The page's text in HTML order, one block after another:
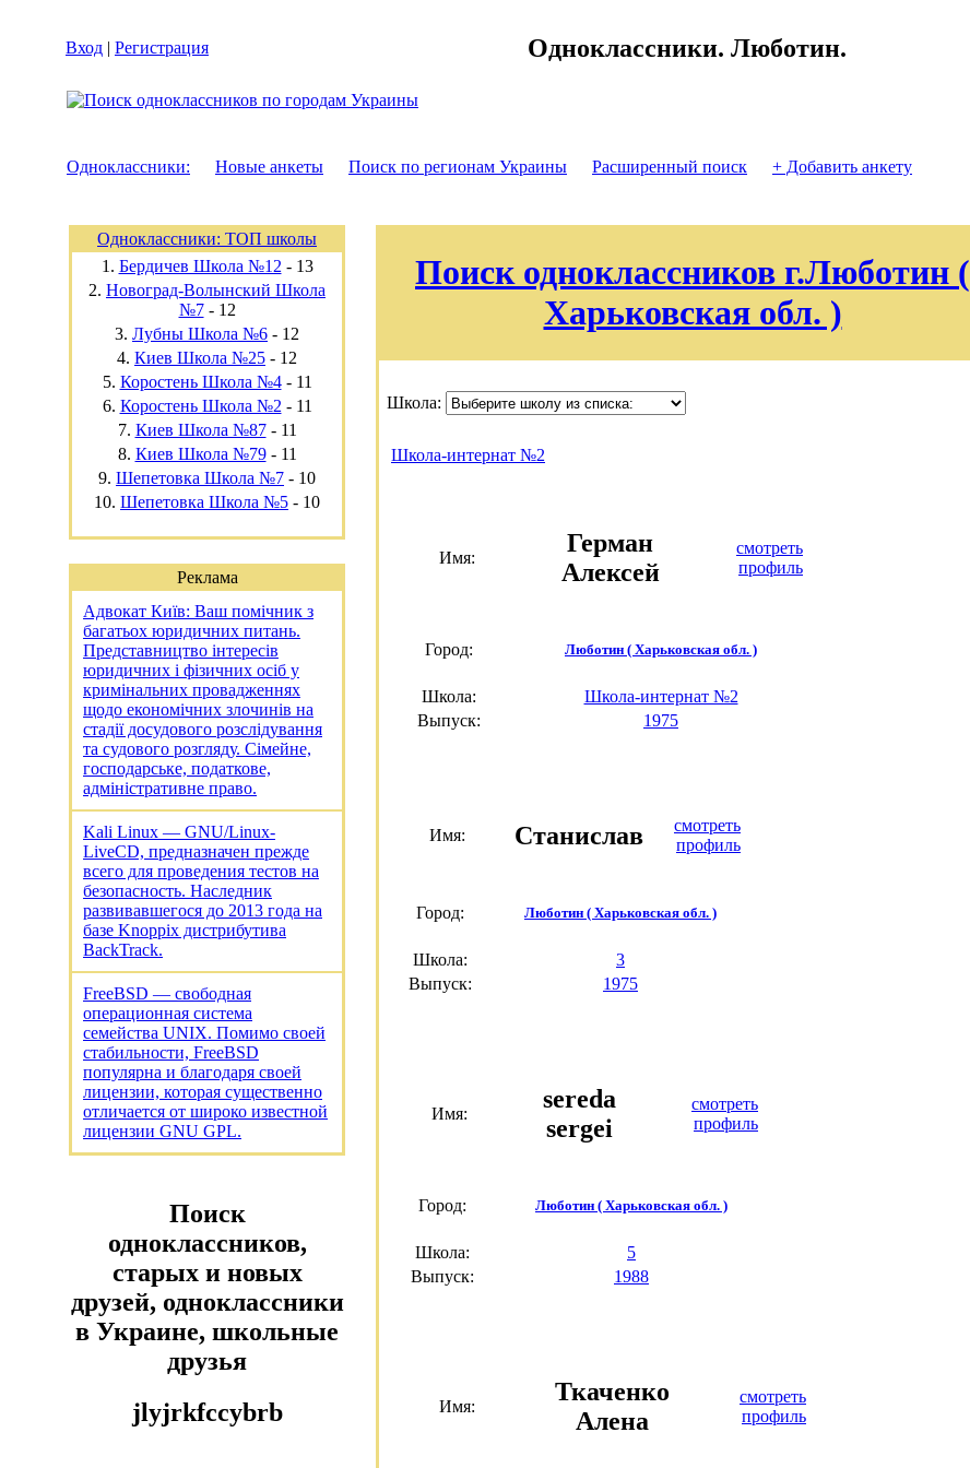
Вход | Регистрация Одноклассники. Люботин.
Одноклассники: Новые анкеты Поиск по регионам Украины Расширенный поиск + Добавить анкету
Одноклассники: ТОП школы
1. Бердичев Школа №12 - 13
2. Новоград-Волынский Школа
№7- 12
3. Лубны Школа №6 - 12
4. Киев Школа №25 - 12
5. Коростень Школа №4- 11
6. Коростень Школа №2 - 11
7. Киев Школа №87- 11
8. Киев Школа №79- 11
9. Шепетовка Школа №7 - 10
10. Шепетовка Школа №5 - 10
Реклама
Адвокат Київ: Ваш помічник з
багатьох юридичних питань.
Представництво інтересів
юридичних і фізичних осіб у
кримінальних провадженнях
щодо економічних злочинів на
стадії досудового розслідування
та судового розгляду. Сімейне,
господарське, податкове,
адміністративне право.
Kali Linux — GNU/Linux-
LiveCD, предназначен прежде
всего для проведения тестов на
безопасность. Наследник
развивавшегося до 2013 года на
базе Knoppix дистрибутива
BackTrack.
FreeBSD — свободная
операционная система
семейства UNIX. Помимо своей
стабильности, FreeBSD
популярна и благодаря своей
лицензии, которая существенно
отличается от широко известной
лицензии GNU GPL.
Поиск
одноклассников,
старых и новых
друзей, одноклассники
в Украине, школьные
друзья
jlyjrkfccybrb
Поиск одноклассников г.Люботин (
Харьковская обл. )
Школа:
Школа-интернат №2
Имя:
Герман
Алексей
смотреть
профиль
Город: Люботин ( Харьковская обл. )
Школа:
Школа-интернат №2
Выпуск:
1975
Имя: Станислав
смотреть
профиль
Город: Люботин ( Харьковская обл. )
Школа:
3
Выпуск:
1975
Имя:
sereda
sergei
смотреть
профиль
Город: Люботин ( Харьковская обл. )
Школа:
5
Выпуск:
1988
Имя:
Ткаченко
Алена
смотреть
профиль